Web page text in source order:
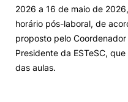
2026 a 16 de maio de
horário pós-laboral, de
proposto pelo
Presidente da ESTeSC,
das aulas.